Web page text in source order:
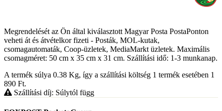
Megrendelését az Ön által kiválasztott Magyar Posta PostaPonton
veheti át és átvételkor fizeti - Posták, MOL-kutak,
csomagautomaták, Coop-üzletek, MediaMarkt üzletek. Maximális
csomagméret: 50 cm x 35 cm x 31 cm. Szállítási idő: 1-3 munkanap.
A termék súlya 0.38 Kg, így a szállítási költség 1 termék esetében 1
890 Ft.
Szállítási díj: Súlytól függ